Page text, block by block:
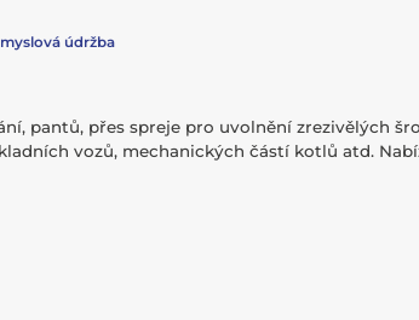
údržba
pantů, přes spreje pro uvolnění zrezivělých
vozů, mechanických částí kotlů atd.